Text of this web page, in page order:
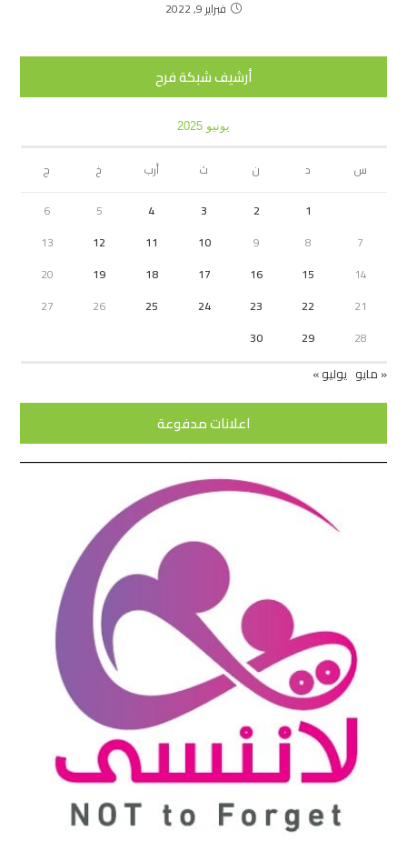
فبراير 9, 2022
أرشيف شبكة فرح
يونيو 2025
س د ن ث أرب خ
ج
1
2
3
4
5
6
7
8
9
10
11
12
13
14
15
16
17
18
19
20
21
22
23
24
25
26
27
28
29
30
« مايو يوليو »
اعلانات مدفوعة